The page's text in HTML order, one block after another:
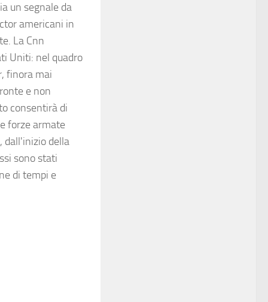
un segnale da
americani in
La Cnn
Uniti: nel quadro
finora mai
e non
consentirà di
forze armate
dall'inizio della
sono stati
di tempi e